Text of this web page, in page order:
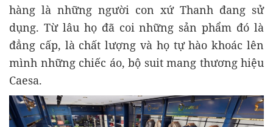
hàng là những người con xứ Thanh đang sử
dụng. Từ lâu họ đã coi những sản phẩm đó là
đẳng cấp, là chất lượng và họ tự hào khoác lên
mình những chiếc áo, bộ suit mang thương hiệu
Caesa.